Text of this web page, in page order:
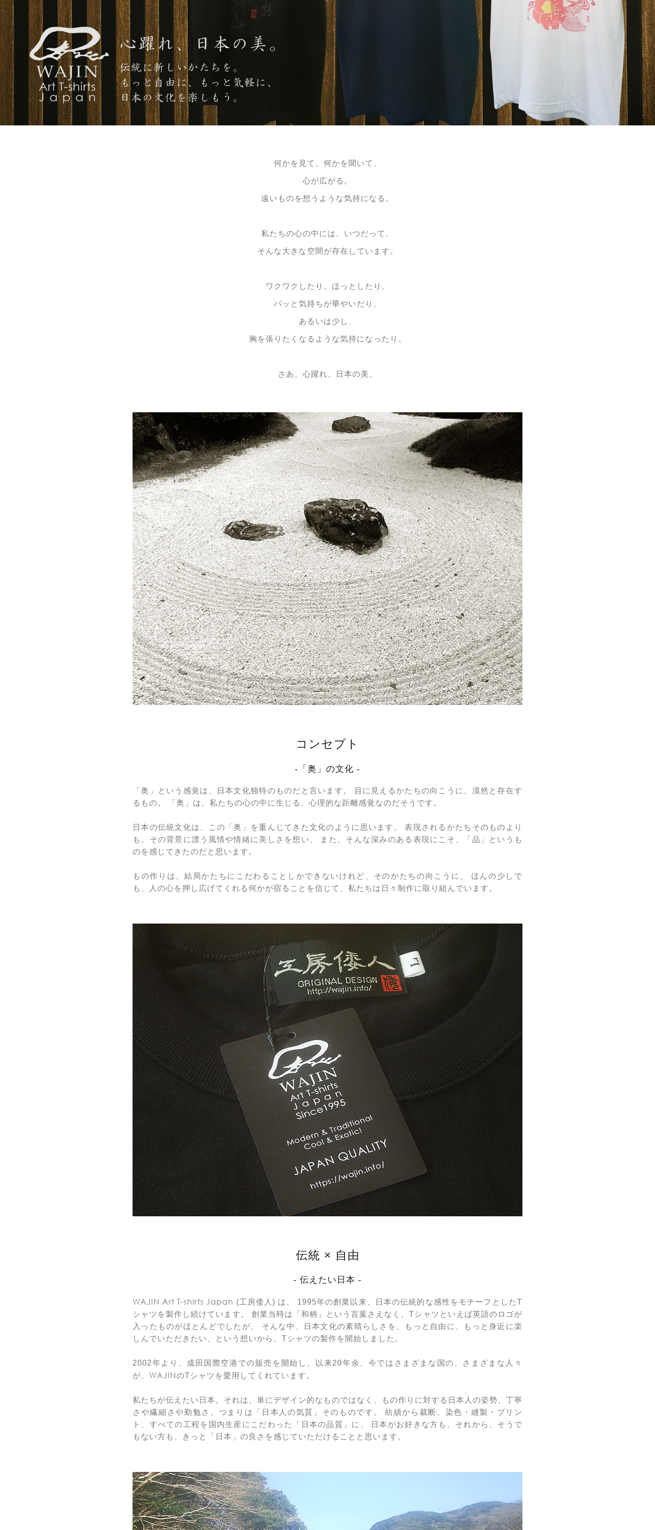
何かを見て、何かを聞いて、
心が広がる。
遠いものを想うような気持になる。
私たちの心の中には、いつだって、
そんな大きな空間が存在しています。
ワクワクしたり、ほっとしたり、
パッと気持ちが華やいだり、
あるいは少し、
胸を張りたくなるような気持になったり。
さあ、心躍れ、日本の美。
コンセプト
-「奥」の文化 -
「奥」という感覚は、日本文化独特のものだと言います。 目に見えるかたちの向こうに、漠然と存在す
るもの。 「奥」は、私たちの心の中に生じる、心理的な距離感覚なのだそうです。
日本の伝統文化は、この「奥」を重んじてきた文化のように思います。 表現されるかたちそのものより
も、その背景に漂う風情や情緒に美しさを想い、 また、そんな深みのある表現にこそ、「品」というも
のを感じてきたのだと思います。
もの作りは、結局かたちにこだわることしかできないけれど、そのかたちの向こうに、 ほんの少しで
も、人の心を押し広げてくれる何かが宿ることを信じて、私たちは日々制作に取り組んでいます。
伝統 × 自由
- 伝えたい日本 -
WAJIN Art T-shirts Japan (工房倭人) は、 1995年の創業以来、日本の伝統的な感性をモチーフとしたT
シャツを製作し続けています。 創業当時は「和柄」という言葉さえなく、Tシャツといえば英語のロゴが
入ったものがほとんどでしたが、 そんな中、日本文化の素晴らしさを、もっと自由に、もっと身近に楽
しんでいただきたい、という想いから、Tシャツの製作を開始しました。
2002年より、成田国際空港での販売を開始し、以来20年余、今ではさまざまな国の、さまざまな人々
が、 WAJINのTシャツを愛用してくれています。
私たちが伝えたい日本。それは、単にデザイン的なものではなく、もの作りに対する日本人の姿勢、丁寧
さや繊細さや勤勉さ、つまりは「日本人の気質」そのものです。 紡績から裁断、染色・縫製・プリン
ト、すべての工程を国内生産にこだわった「日本の品質」に、 日本がお好きな方も、それから、そうで
もない方も、きっと「日本」の良さを感じていただけることと思います。